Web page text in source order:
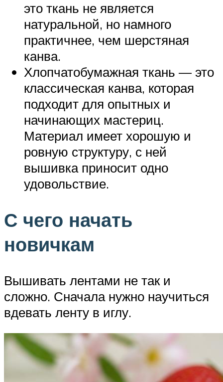
это ткань не является
натуральной, но намного
практичнее, чем шерстяная
канва.
Хлопчатобумажная ткань — это
классическая канва, которая
подходит для опытных и
начинающих мастериц.
Материал имеет хорошую и
ровную структуру, с ней
вышивка приносит одно
удовольствие.
С чего начать
новичкам
Вышивать лентами не так и
сложно. Сначала нужно научиться
вдевать ленту в иглу.